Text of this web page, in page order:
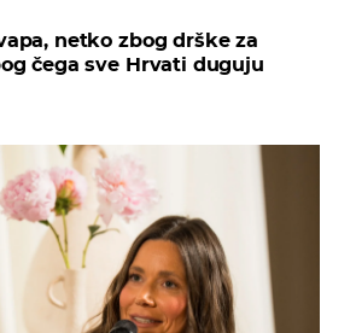
netko zbog drške za
čega sve Hrvati duguju